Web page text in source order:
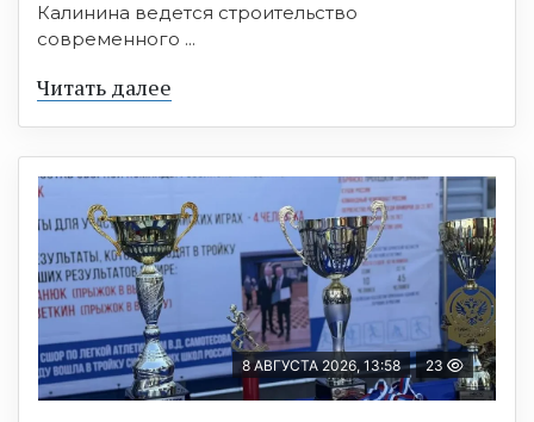
Калинина ведется строительство
современного ...
Читать далее
8 АВГУСТА 2026, 13:58 23